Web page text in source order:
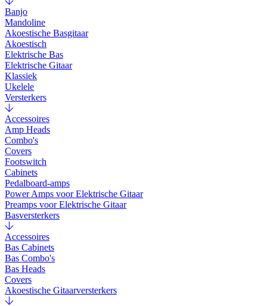
Banjo
Mandoline
Akoestische Basgitaar
Akoestisch
Elektrische Bas
Elektrische Gitaar
Klassiek
Ukelele
Versterkers
Accessoires
Amp Heads
Combo's
Covers
Footswitch
Cabinets
Pedalboard-amps
Power Amps voor Elektrische Gitaar
Preamps voor Elektrische Gitaar
Basversterkers
Accessoires
Bas Cabinets
Bas Combo's
Bas Heads
Covers
Akoestische Gitaarversterkers